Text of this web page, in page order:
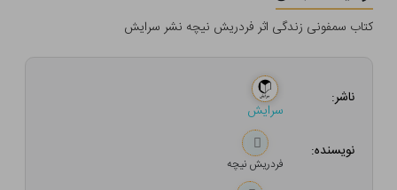
کتاب سمفونی زندگی اثر فردریش نیچه نشر سرایش
ناشر:
سرایش
نویسنده:
فردریش نیچه